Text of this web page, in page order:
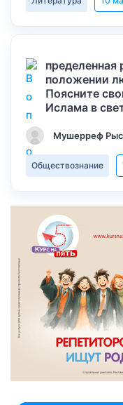
пределенная
положении
Поясните
Ислама в
Мушерреф
Обществознание